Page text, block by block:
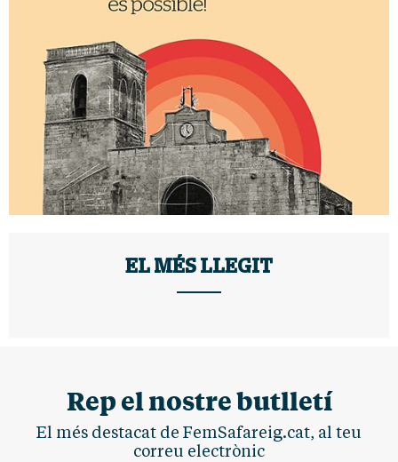
EL MÉS LLEGIT
Rep el nostre butlletí
El més destacat de FemSafareig.cat, al teu
correu electrònic